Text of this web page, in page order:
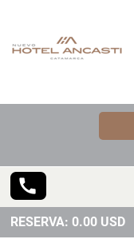
RESERVA: 0.00 USD